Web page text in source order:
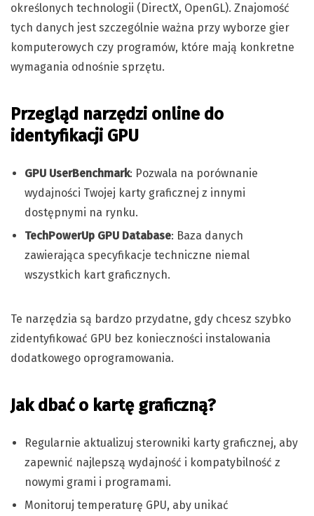
określonych technologii (DirectX, OpenGL). Znajomość
tych danych jest szczególnie ważna przy wyborze gier
komputerowych czy programów, które mają konkretne
wymagania odnośnie sprzętu.
Przegląd narzędzi online do
identyfikacji GPU
GPU UserBenchmark: Pozwala na porównanie
wydajności Twojej karty graficznej z innymi
dostępnymi na rynku.
TechPowerUp GPU Database: Baza danych
zawierająca specyfikacje techniczne niemal
wszystkich kart graficznych.
Te narzędzia są bardzo przydatne, gdy chcesz szybko
zidentyfikować GPU bez konieczności instalowania
dodatkowego oprogramowania.
Jak dbać o kartę graficzną?
Regularnie aktualizuj sterowniki karty graficznej, aby
zapewnić najlepszą wydajność i kompatybilność z
nowymi grami i programami.
Monitoruj temperaturę GPU, aby unikać